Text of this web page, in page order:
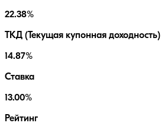
22.38%
ТКД (Текущая купонная доходность)
14.87%
Ставка
13.00%
Рейтинг